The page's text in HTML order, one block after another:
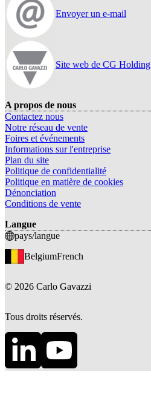
Envoyer un e-mail
Site web de CG Holding
A propos de nous
Contactez nous
Notre réseau de vente
Foires et événements
Informations sur l'entreprise
Plan du site
Politique de confidentialité
Politique en matière de cookies
Dénonciation
Conditions de vente
Langue
pays/langue
BelgiumFrench
© 2026 Carlo Gavazzi
Tous droits réservés.